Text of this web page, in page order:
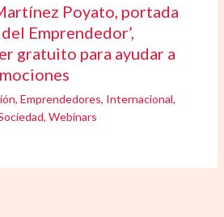
Poyato, portada
Emprendedor’,
gratuito para ayudar a
,Emprendedores, Internacional,
,Webinars